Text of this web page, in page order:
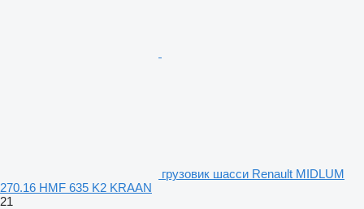
грузовик шасси Renault MIDLUM
270.16 HMF 635 K2 KRAAN
21